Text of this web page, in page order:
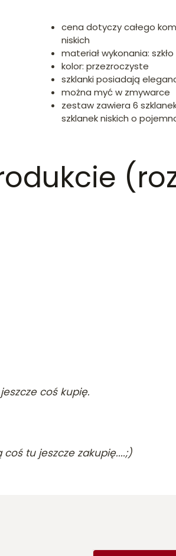
cena dotyczy całego
niskich
materiał wykonania: szkło
kolor: przezroczyste
szklanki posiadają
można myć w zmywarce
zestaw zawiera 6
szklanek niskich o
coś kupię.
tu jeszcze zakupię....;)